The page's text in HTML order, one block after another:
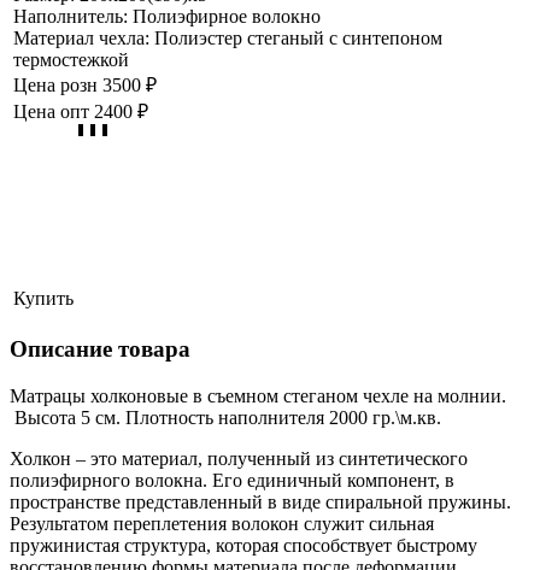
Наполнитель: Полиэфирное волокно
Материал чехла: Полиэстер стеганый с синтепоном
термостежкой
Цена розн 3500 ₽
Цена опт 2400 ₽
Купить
Описание товара
Матрацы холконовые в съемном стеганом чехле на молнии.
Высота 5 см. Плотность наполнителя 2000 гр.\м.кв.
Холкон – это материал, полученный из синтетического
полиэфирного волокна. Его единичный компонент, в
пространстве представленный в виде спиральной пружины.
Результатом переплетения волокон служит сильная
пружинистая структура, которая способствует быстрому